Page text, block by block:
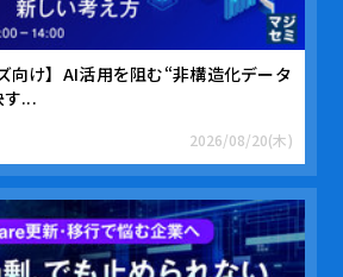
向け】AI活用を阻む“非構造化データ
す...
2026/08/20(木)